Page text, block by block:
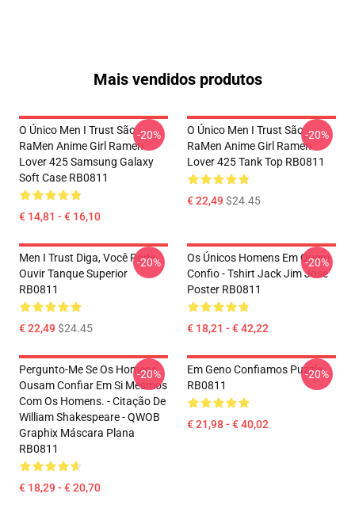
Mais vendidos produtos
O Único Men I Trust São
RaMen Anime Girl Ramen
Lover 425 Samsung Galaxy
Soft Case RB0811
€ 14,81 - € 16,10
-20%
O Único Men I Trust São
RaMen Anime Girl Ramen
Lover 425 Tank Top RB0811
€ 22,49$24.45
-20%
Men I Trust Diga, Você Pode
Ouvir Tanque Superior
RB0811
€ 22,49$24.45
-20%
Os Únicos Homens Em Quem
Confio - Tshirt Jack Jim Jose
Poster RB0811
€ 18,21 - € 42,22
-20%
Pergunto-Me Se Os Homens
Ousam Confiar Em Si Mesmos
Com Os Homens. - Citação De
William Shakespeare - QWOB
Graphix Máscara Plana
RB0811
€ 18,29 - € 20,70
-20%
Em Geno Confiamos Puzzle
RB0811
€ 21,98 - € 40,02
-20%